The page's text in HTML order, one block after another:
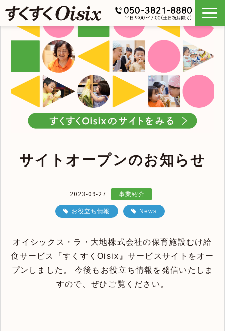
サイトオープンのお知らせ
2023-09-27 事業紹介
お役立ち情報 News
オイシックス・ラ・大地株式会社の保育施設むけ給
食サービス『すくすくOisix』サービスサイトをオー
プンしました。 今後もお役立ち情報を発信いたしま
すので、ぜひご覧ください。